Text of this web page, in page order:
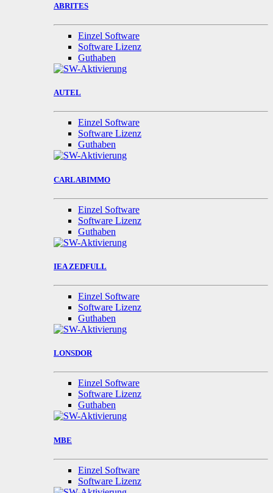
ABRITES
Einzel Software
Software Lizenz
Guthaben
AUTEL
Einzel Software
Software Lizenz
Guthaben
CARLABIMMO
Einzel Software
Software Lizenz
Guthaben
IEA ZEDFULL
Einzel Software
Software Lizenz
Guthaben
LONSDOR
Einzel Software
Software Lizenz
Guthaben
MBE
Einzel Software
Software Lizenz